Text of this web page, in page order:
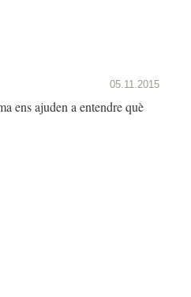
05.11.2015
ens ajuden a entendre què